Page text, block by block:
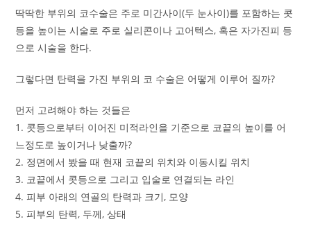
딱딱한 부위의 코수술은 주로 미간사이(두 눈사이)를 포함하는 콧
등을 높이는 시술로 주로 실리콘이나 고어텍스, 혹은 자가진피 등
으로 시술을 한다.
그렇다면 탄력을 가진 부위의 코 수술은 어떻게 이루어 질까?
먼저 고려해야 하는 것들은
1. 콧등으로부터 이어진 미적라인을 기준으로 코끝의 높이를 어
느정도로 높이거나 낮출까?
2. 정면에서 봤을 때 현재 코끝의 위치와 이동시킬 위치
3. 코끝에서 콧등으로 그리고 입술로 연결되는 라인
4. 피부 아래의 연골의 탄력과 크기, 모양
5. 피부의 탄력, 두께, 상태